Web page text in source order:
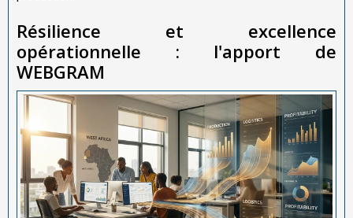
Résilience et excellence
opérationnelle : l'apport de
WEBGRAM